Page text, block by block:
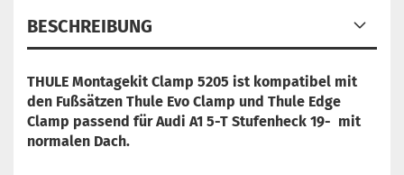
BESCHREIBUNG
THULE Montagekit Clamp 5205 ist kompatibel mit
den Fußsätzen Thule Evo Clamp und Thule Edge
Clamp passend für Audi A1 5-T Stufenheck 19- mit
normalen Dach.